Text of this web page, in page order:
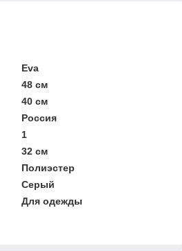
Eva
48 см
40 см
Россия
1
32 см
Полиэстер
Серый
Для одежды